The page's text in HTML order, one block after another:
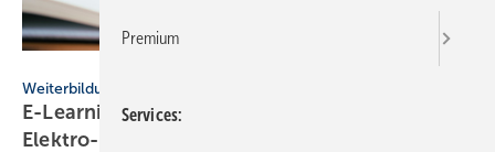
ijeab - stock.adobe.com
Weiterbildung
E-Learning Plus erweitert SHK- und
Elektro-Kurse
Premium
Services